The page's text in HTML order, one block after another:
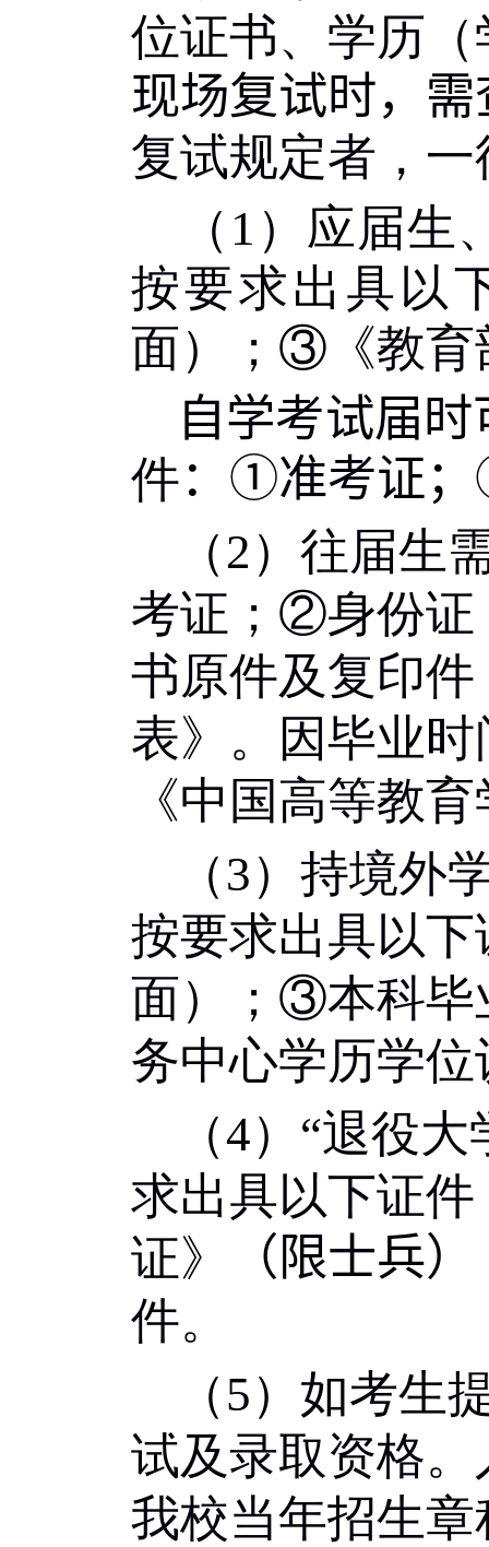
位证书、 学历
现场复试时，
复试规定者，
（ 1 ）应届生
按要求出具以
面）；③《教育
自学考试届
件： ①准考证；
（2 ）往届生
考证；②身份证
书原件及复印
表》。因毕业
《中国高等教
（3）持境外
按要求出具以
面）；③本科毕
务中心学历学
（4） “退役大
求出具以下证
证》
（ 限士兵）
件。
（5）如考生
试及录取资格。
我校当年招生